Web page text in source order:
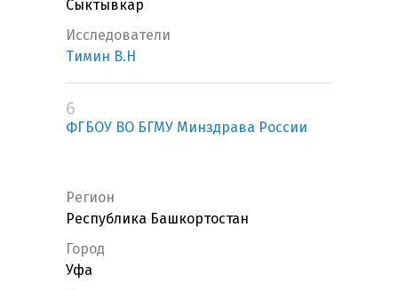
Сыктывкар
Исследователи
Тимин В.Н
6
ФГБОУ ВО БГМУ Минздрава России
Регион
Республика Башкортостан
Город
Уфа